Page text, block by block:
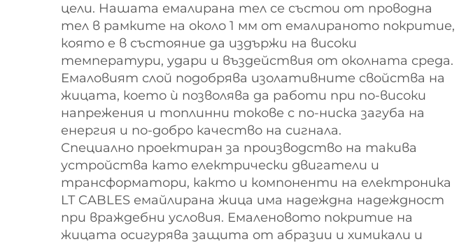
цели. Нашата емалирана тел се състои от проводна
тел в рамките на около 1 мм от емалираното покритие,
която е в състояние да издържи на високи
температури, удари и въздействия от околната среда.
Емаловият слой подобрява изолативните свойства на
жицата, което ѝ позволява да работи при по-високи
напрежения и топлинни токове с по-ниска загуба на
енергия и по-добро качество на сигнала.
Специално проектиран за производство на такива
устройства като електрически двигатели и
трансформатори, както и компоненти на електроника
LT CABLES емайлирана жица има надеждна надеждност
при враждебни условия. Емаленовото покритие на
жицата осигурява защита от абразии и химикали и